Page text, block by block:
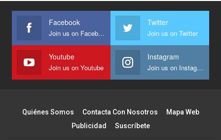
Facebook
Join us on Facebook
Twitter
Join us on Twitter
Youtube
Join us on Youtube
Instagram
Join us on Instagram
Quiénes Somos Contacta Con Nosotros
Mapa Web
Publicidad
Suscríbete